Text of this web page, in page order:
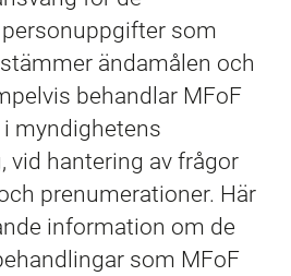
som
ändamålen och
behandlar MFoF
myndighetens
vid hantering av frågor
prenumerationer. Här
information om de
som MFoF